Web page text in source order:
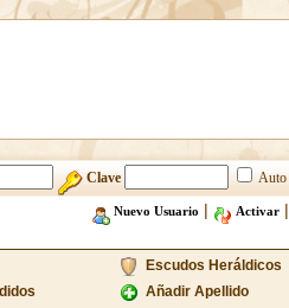
Clave Auto
Nuevo Usuario | Activar|
Escudos Heráldicos
Añadir Apellido